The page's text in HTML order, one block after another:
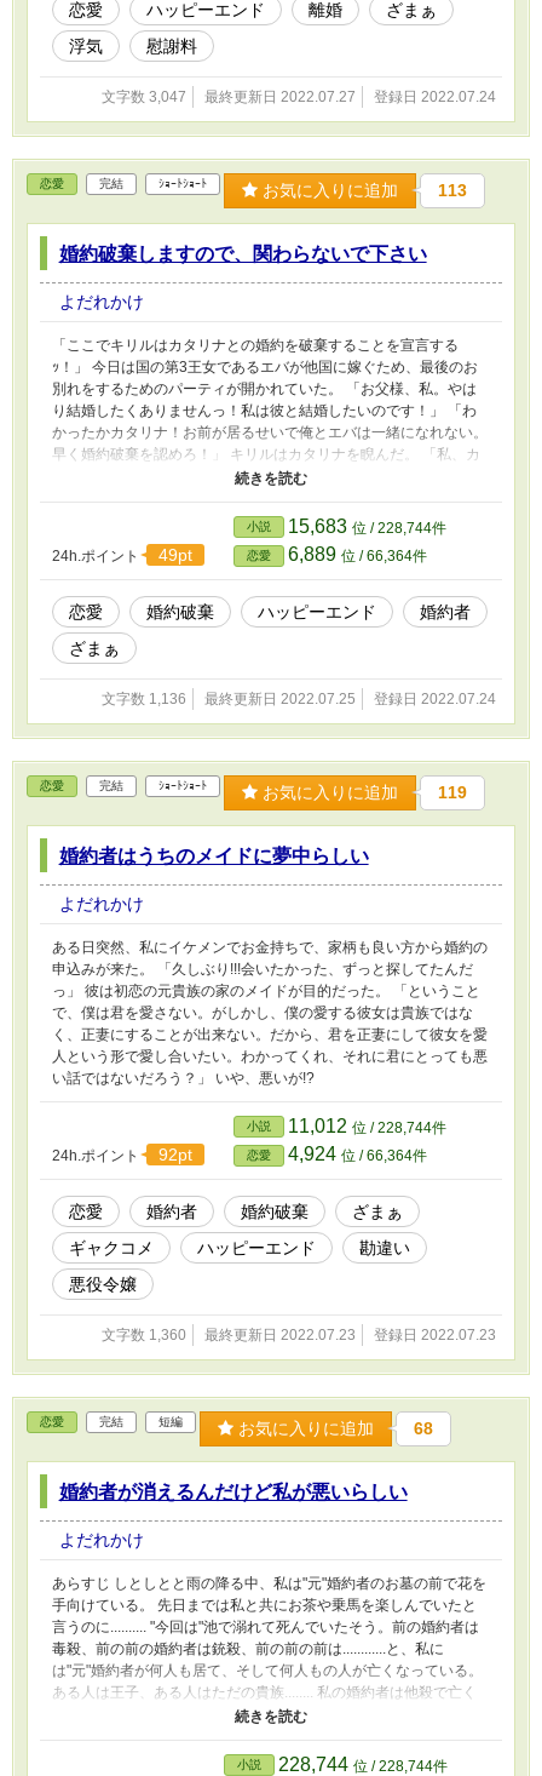
恋愛 ハッピーエンド 離婚
ざまぁ
浮気
慰謝料
文字数 3,047 最終更新日 2022.07.27 登録日 2022.07.24
恋愛 完結 ｼｮｰﾄｼｮｰﾄ お気に入りに追加 113
婚約破棄しますので、関わらないで下さい
よだれかけ
「ここでキリルはカタリナとの婚約を破棄することを宣言する
ｯ！」 今日は国の第3王女であるエバが他国に嫁ぐため、最後のお
別れをするためのパーティが開かれていた。 「お父様、私。やは
り結婚したくありませんっ！私は彼と結婚したいのです！」 「わ
かったかカタリナ！お前が居るせいで俺とエバは一緒になれない。
早く婚約破棄を認めろ！」 キリルはカタリナを睨んだ。 「私、カ
タリナがキリルとの婚約破棄を認めます。ですので、もう帰ってよ
ろしいですか？」
24h.ポイント 49pt
小説 15,683 位 / 228,744件
恋愛 6,889 位 / 66,364件
恋愛 婚約破棄 ハッピーエンド
婚約者
ざまぁ
文字数 1,136 最終更新日 2022.07.25 登録日 2022.07.24
恋愛 完結 ｼｮｰﾄｼｮｰﾄ お気に入りに追加 119
婚約者はうちのメイドに夢中らしい
よだれかけ
ある日突然、私にイケメンでお金持ちで、家柄も良い方から婚約の
申込みが来た。 「久しぶり!!!会いたかった、ずっと探してたんだ
っ」 彼は初恋の元貴族の家のメイドが目的だった。 「ということ
で、僕は君を愛さない。がしかし、僕の愛する彼女は貴族ではな
く、正妻にすることが出来ない。だから、君を正妻にして彼女を愛
人という形で愛し合いたい。わかってくれ、それに君にとっても悪
い話ではないだろう？」 いや、悪いが!?
24h.ポイント 92pt
小説 11,012 位 / 228,744件
恋愛 4,924 位 / 66,364件
恋愛 婚約者 婚約破棄
ざまぁ
ギャクコメ
ハッピーエンド
勘違い
悪役令嬢
文字数 1,360 最終更新日 2022.07.23 登録日 2022.07.23
恋愛 完結 短編 お気に入りに追加 68
婚約者が消えるんだけど私が悪いらしい
よだれかけ
あらすじ しとしとと雨の降る中、私は"元"婚約者のお墓の前で花を
手向けている。 先日までは私と共にお茶や乗馬を楽しんでいたと
言うのに.......... "今回は"池で溺れて死んでいたそう。前の婚約者は
毒殺、前の前の婚約者は銃殺、前の前の前は............と、私に
は"元"婚約者が何人も居て、そして何人もの人が亡くなっている。
ある人は王子、ある人はただの貴族........ 私の婚約者は他殺で亡く
なっているけれど.....余りにも意味の無い人だって亡くなってい
る。流石に可笑しいと思うんだが......
小説 228,744 位 / 228,744件